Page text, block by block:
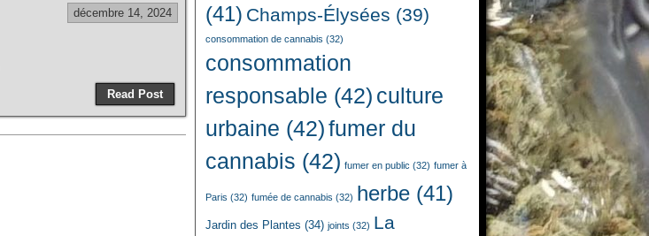
décembre 14, 2024
Read Post
(41) Champs-Élysées (39)
consommation de cannabis (32)
consommation
responsable (42) culture
urbaine (42)fumer du
cannabis (42) fumer en public (32) fumer à
Paris (32) fumée de cannabis (32) herbe (41)
Jardin des Plantes (34) joints (32) La